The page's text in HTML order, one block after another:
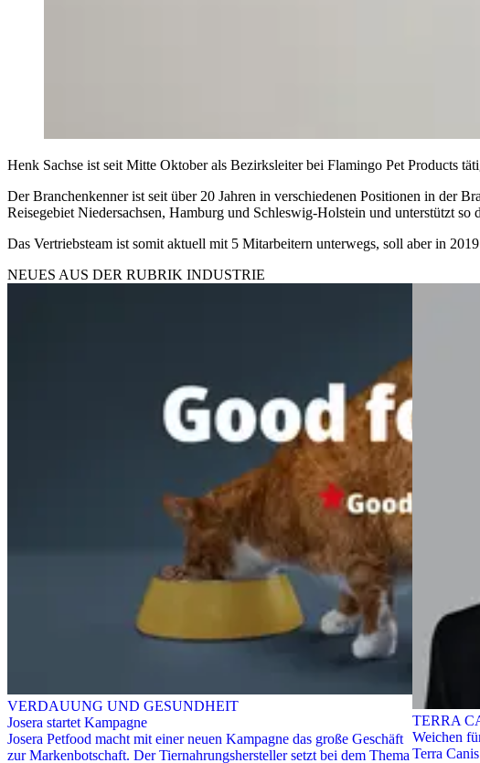
Henk Sachse ist seit Mitte Oktober als Bezirksleiter bei Flamingo Pet Products
Der Branchenkenner ist seit über 20 Jahren in verschiedenen Positionen in der
Reisegebiet Niedersachsen, Hamburg und Schleswig-Holstein und unterstützt
Das Vertriebsteam ist somit aktuell mit 5 Mitarbeitern unterwegs, soll aber in
NEUES AUS DER RUBRIK INDUSTRIE
VERDAUUNG UND GESUNDHEIT
Josera startet Kampagne
Josera Petfood macht mit einer neuen Kampagne das große Geschäft
zur Markenbotschaft. Der Tiernahrungshersteller setzt bei dem Thema
TERRA
Weichen
Terra